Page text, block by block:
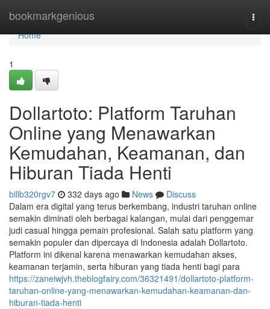
bookmarkgenious
Home
Home
1
Dollartoto: Platform Taruhan
Online yang Menawarkan
Kemudahan, Keamanan, dan
Hiburan Tiada Henti
billb320rgv7 332 days ago News
Discuss
Dalam era digital yang terus berkembang, industri taruhan online
semakin diminati oleh berbagai kalangan, mulai dari penggemar
judi casual hingga pemain profesional. Salah satu platform yang
semakin populer dan dipercaya di Indonesia adalah Dollartoto.
Platform ini dikenal karena menawarkan kemudahan akses,
keamanan terjamin, serta hiburan yang tiada henti bagi para
https://zaneiwjvh.theblogfairy.com/36321491/dollartoto-platform-
taruhan-online-yang-menawarkan-kemudahan-keamanan-dan-
hiburan-tiada-henti